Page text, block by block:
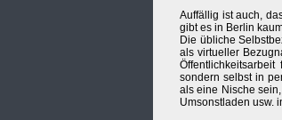
Auffällig ist auch,
gibt es in Berlin
Die übliche
als virtueller
sondern selbst in
als eine Nische
Umsonstladen usw.